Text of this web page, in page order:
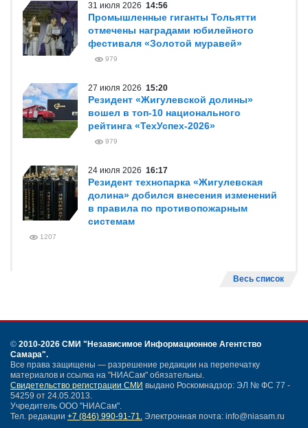
31 июля 2026 14:56
Промышленные гиганты Тольятти
отмечены наградами юбилейного
фестиваля «Золотой муравей»
979
27 июля 2026 15:20
Резидент «Жигулевской долины»
вошел в топ-10 национального
рейтинга «ТехУспех-2026»
979
24 июля 2026 16:17
Резидент технопарка «Жигулевская
долина» добился внесения изменений
в правила по противопожарным
системам
1207
Весь список
© 2010-2026 СМИ "Независимое Информационное Агентство
Самара".
Все права защищены — разрешение редакции на перепечатку
материалов и ссылка на "НИАСам" обязательны.
Свидетельство регистрации СМИ выдано Роскомнадзор: ЭЛ № ФС 77 -
54259 от 24.05.2013.
Учредитель ООО "НИАСам".
Тел. редакции +7 (846) 990-91-71. Электронная почта: info@niasam.ru